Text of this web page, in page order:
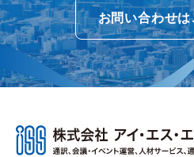
お問い合わせは